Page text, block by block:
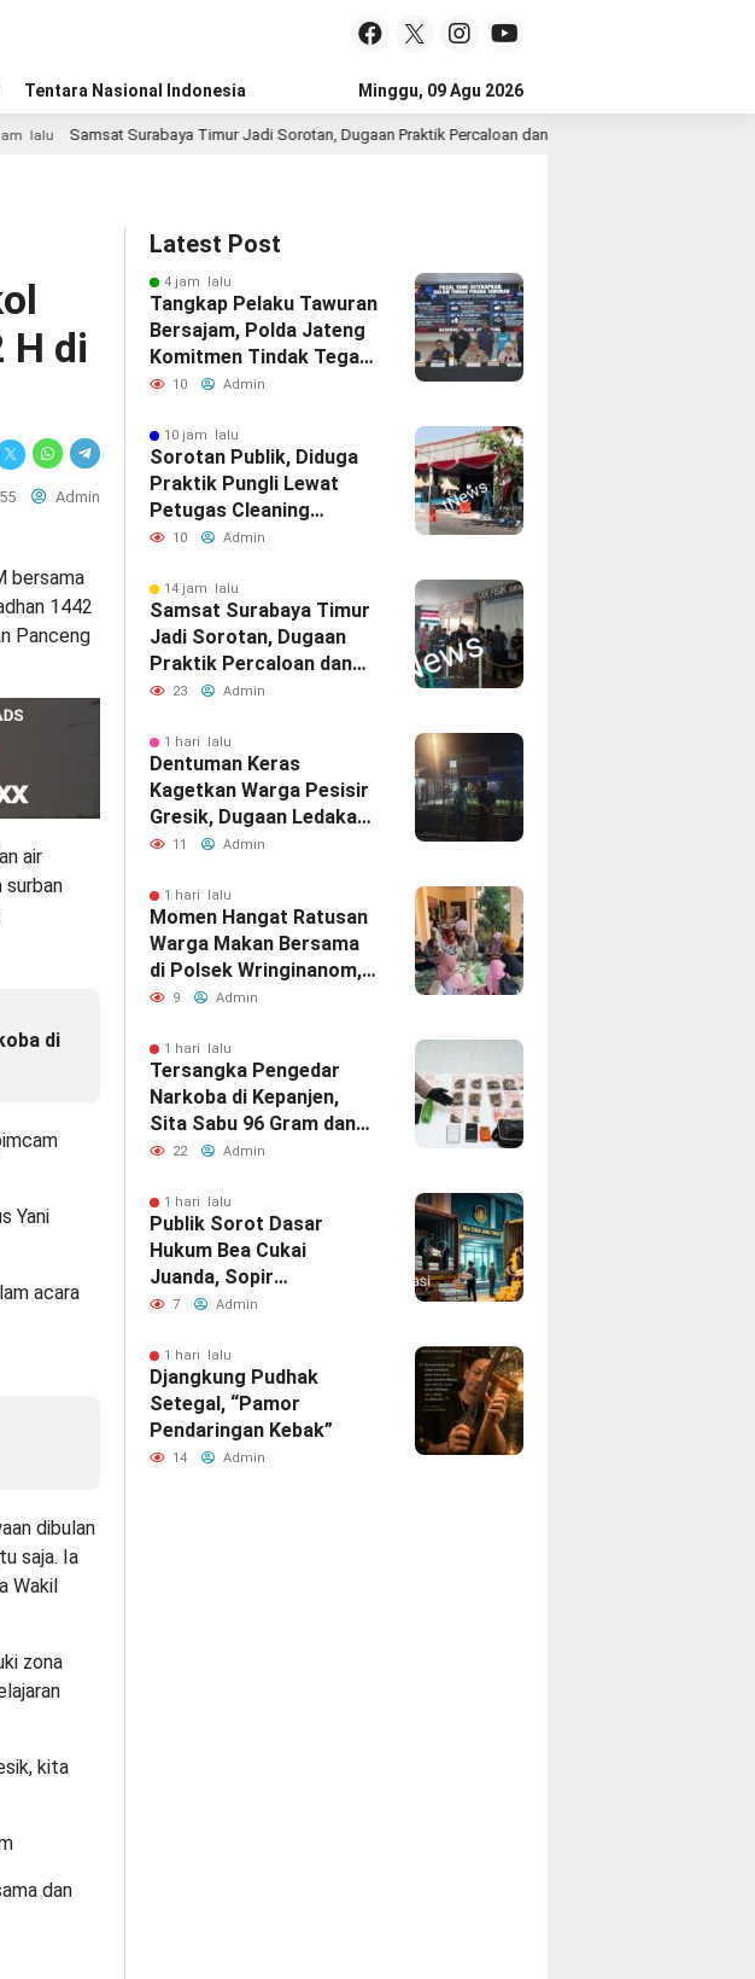
Tentara Nasional Indonesia Minggu, 09 Agu 2026
Surabaya Timur Jadi Sorotan, Dugaan Praktik Percaloan dan Pungli Mencuat
H di
55 Admin
bersama
1442
Panceng
air
surban
di
Yani
acara
dibulan
saja. Ia
Wakil
zona
kita
dan
Latest Post
4 jam lalu
Tangkap Pelaku Tawuran
Bersajam, Polda Jateng
Komitmen Tindak Tegas
Kelompok Remaja yang
10 Admin
10 jam lalu
Sorotan Publik, Diduga
Praktik Pungli Lewat
Petugas Cleaning
Service Samsat Timur
10 Admin
14 jam lalu
Samsat Surabaya Timur
Jadi Sorotan, Dugaan
Praktik Percaloan dan
Pungli Mencuat
23 Admin
1 hari lalu
Dentuman Keras
Kagetkan Warga Pesisir
Gresik, Dugaan Ledakan
Berasal Dari PT Smelting
11 Admin
1 hari lalu
Momen Hangat Ratusan
Warga Makan Bersama
di Polsek Wringinanom,
Pererat Silaturahmi dan
9 Admin
1 hari lalu
Tersangka Pengedar
Narkoba di Kepanjen,
Sita Sabu 96 Gram dan
Ganja 131 Gram
Malang
22 Admin
1 hari lalu
Publik Sorot Dasar
Hukum Bea Cukai
Juanda, Sopir
Pengangkut 141 Karton
7 Admin
1 hari lalu
Djangkung Pudhak
Setegal, “Pamor
Pendaringan Kebak”
14 Admin